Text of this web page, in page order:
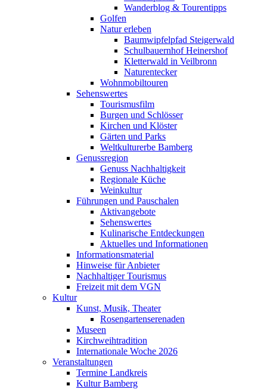
Wanderblog & Tourentipps
Golfen
Natur erleben
Baumwipfelpfad Steigerwald
Schulbauernhof Heinershof
Kletterwald in Veilbronn
Naturentecker
Wohnmobiltouren
Sehenswertes
Tourismusfilm
Burgen und Schlösser
Kirchen und Klöster
Gärten und Parks
Weltkulturerbe Bamberg
Genussregion
Genuss Nachhaltigkeit
Regionale Küche
Weinkultur
Führungen und Pauschalen
Aktivangebote
Sehenswertes
Kulinarische Entdeckungen
Aktuelles und Informationen
Informationsmaterial
Hinweise für Anbieter
Nachhaltiger Tourismus
Freizeit mit dem VGN
Kultur
Kunst, Musik, Theater
Rosengartenserenaden
Museen
Kirchweihtradition
Internationale Woche 2026
Veranstaltungen
Termine Landkreis
Kultur Bamberg